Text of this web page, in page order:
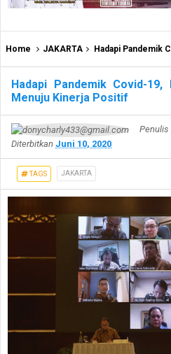
Home JAKARTA Hadapi Pandemik Covid-
Hadapi Pandemik Covid-
Menuju Kinerja Positif
Penulis
Diterbitkan Juni 10, 2020
TAGS JAKARTA